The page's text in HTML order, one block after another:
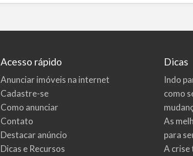
Acesso rápido
Anunciar imóveis na internet
Cadastre-se
Como anunciar
Contato
Destacar anúncio
Dicas e Recursos
Dicas
Indo
como
As
para
A crise